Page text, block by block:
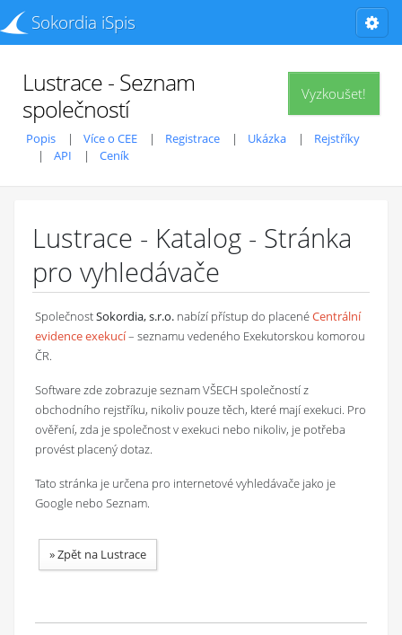
Sokordia iSpis
Vyzkoušet!
Lustrace - Seznam
společností
Popis Více o CEE Registrace Ukázka
Rejstříky
API
Ceník
Lustrace - Katalog - Stránka
pro vyhledávače
SpolečnostSokordia, s.r.o. nabízí přístup do placenéCentrální
evidence exekucí– seznamu vedeného Exekutorskou komorou
ČR.
Software zde zobrazuje seznam VŠECH společností z
obchodního rejstříku, nikoliv pouze těch, které mají exekuci. Pro
ověření, zda je společnost v exekuci nebo nikoliv, je potřeba
provést placený dotaz.
Tato stránka je určena pro internetové vyhledávače jako je
Google nebo Seznam.
»Zpět na Lustrace